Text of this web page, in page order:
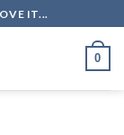
IT...
0